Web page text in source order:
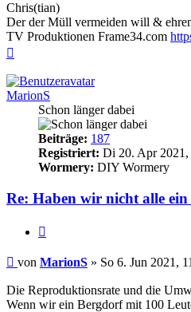
Chris(tian)
Der der Müll vermeiden will &
TV Produktionen Frame34.com
MarionS
Schon länger dabei
Beiträge: 187
Registriert: Di 20. Apr 2021,
Wormery: DIY Wormery
Re: Haben wir nicht alle
Beitrag
von MarionS » So 6. Jun 2021,
Die Reproduktionsrate und die
Wenn wir ein Bergdorf mit 100